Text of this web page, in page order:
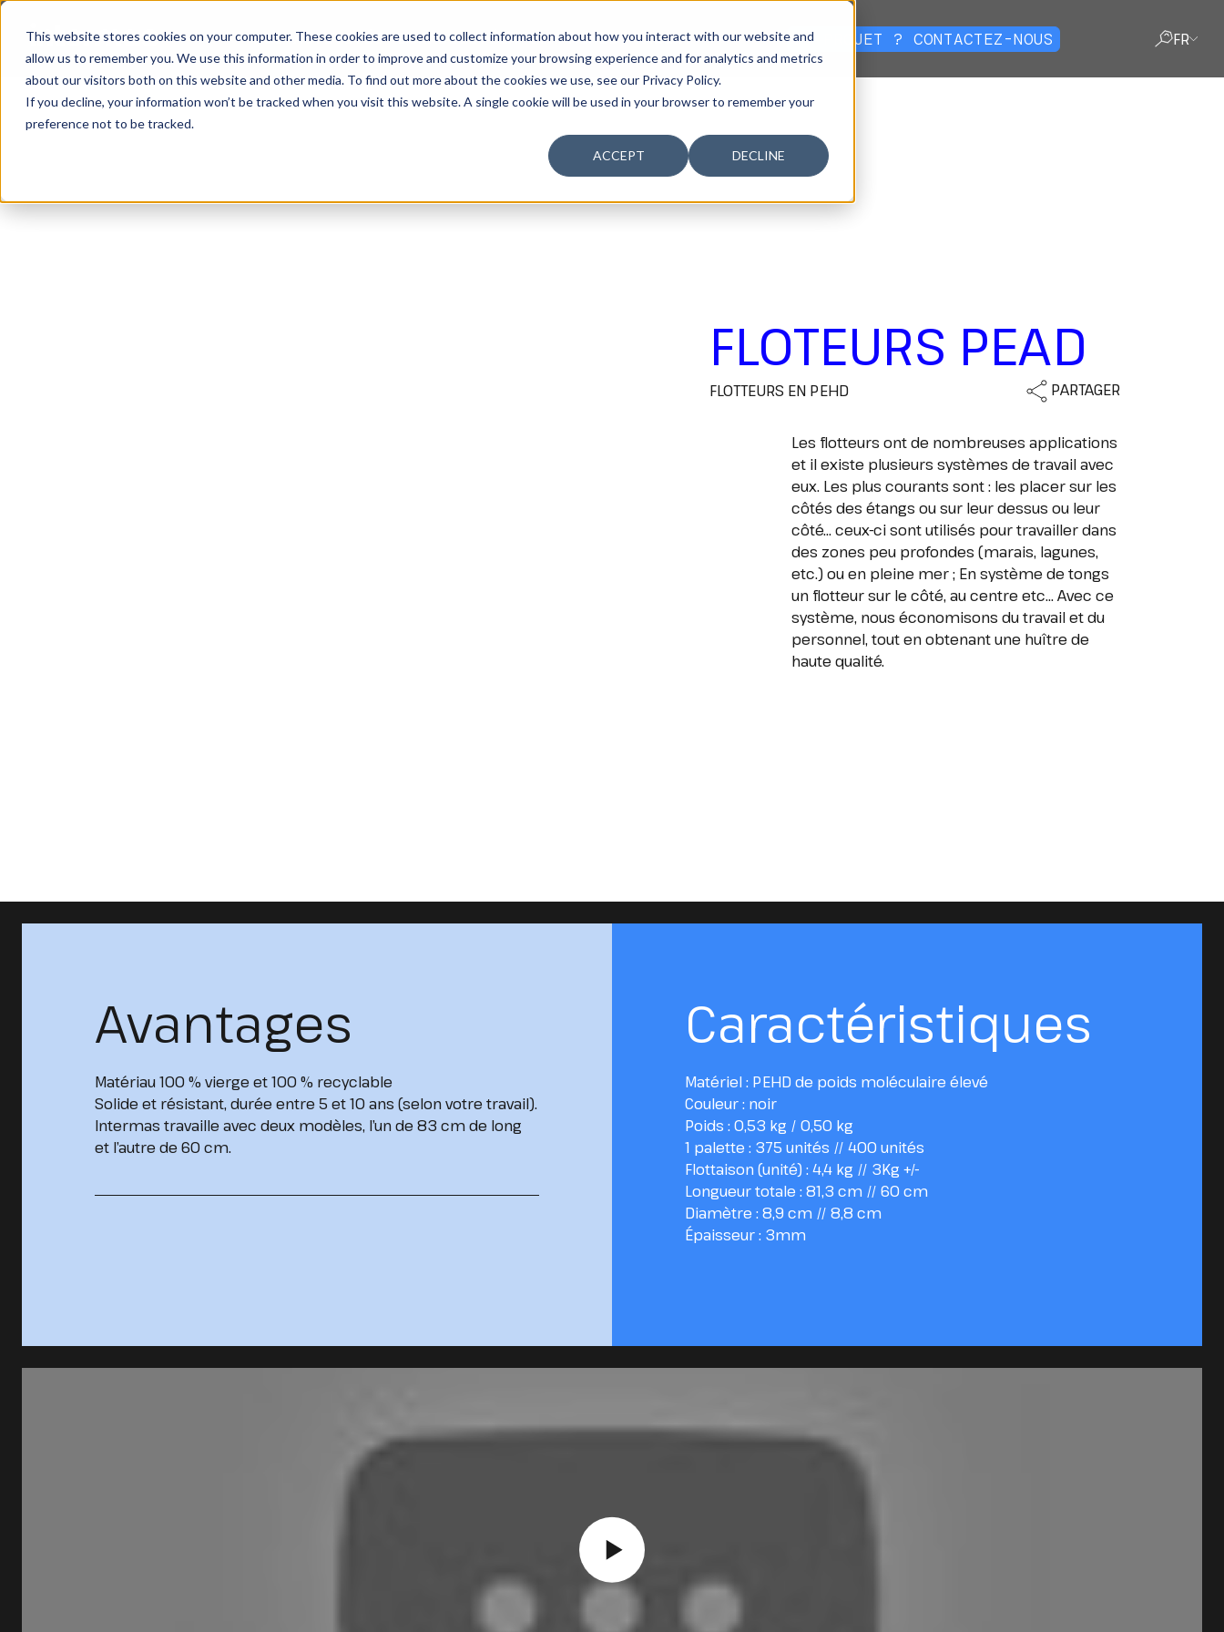
This website stores cookies on your computer. These cookies are used to collect information about how you interact with our website and
allow us to remember you. We use this information in order to improve and customize your browsing experience and for analytics and metrics
about our visitors both on this website and other media. To find out more about the cookies we use, see our Privacy Policy.
If you decline, your information won’t be tracked when you visit this website. A single cookie will be used in your browser to remember your
preference not to be tracked.
ACCEPT DECLINE
NOS ACTIVITÉS DURABILITÉLA COMPAGNIE TALENT UN PROJET ? CONTACTEZ-NOUS FR
CHERCHER FERMER
AquacultureAccessoires ostréicolesFloteurs PEAD
FLOTEURS PEAD
FLOTTEURS EN PEHD PARTAGER
Les flotteurs ont de nombreuses applications
et il existe plusieurs systèmes de travail avec
eux. Les plus courants sont : les placer sur les
côtés des étangs ou sur leur dessus ou leur
côté... ceux-ci sont utilisés pour travailler dans
des zones peu profondes (marais, lagunes,
etc.) ou en pleine mer ; En système de tongs
un flotteur sur le côté, au centre etc... Avec ce
système, nous économisons du travail et du
personnel, tout en obtenant une huître de
haute qualité.
Avantages
Matériau 100 % vierge et 100 % recyclable
Solide et résistant, durée entre 5 et 10 ans (selon votre travail).
Intermas travaille avec deux modèles, l’un de 83 cm de long
et l’autre de 60 cm.
Caractéristiques
Matériel : PEHD de poids moléculaire élevé
Couleur : noir
Poids : 0,53 kg / 0,50 kg
1 palette : 375 unités // 400 unités
Flottaison (unité) : 4,4 kg // 3Kg +/-
Longueur totale : 81,3 cm // 60 cm
Diamètre : 8,9 cm // 8,8 cm
Épaisseur : 3mm